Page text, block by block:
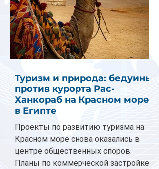
Туризм и природа: бедуины
против курорта Рас-
Ханкораб на Красном море
в Египте
Проекты по развитию туризма на
Красном море снова оказались в
центре общественных споров.
Планы по коммерческой застройке